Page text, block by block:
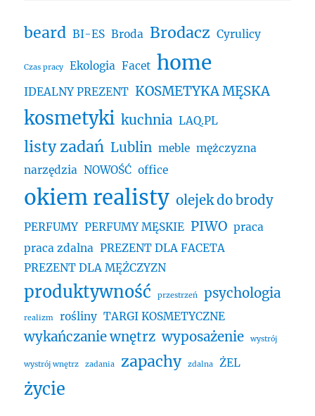
beard BI-ES Broda Brodacz Cyrulicy
Czas pracy Ekologia Facet home
IDEALNY PREZENT KOSMETYKA MĘSKA
kosmetyki kuchnia LAQ.PL
listy zadań Lublin meble mężczyzna
narzędzia NOWOŚĆ office
okiem realisty olejek do brody
PERFUMY PERFUMY MĘSKIE PIWO praca
praca zdalna PREZENT DLA FACETA
PREZENT DLA MĘŻCZYZN
produktywność przestrzeń psychologia
realizm rośliny TARGI KOSMETYCZNE
wykańczanie wnętrz wyposażenie wystrój
wystrój wnętrz zadania zapachy zdalna ŻEL
życie